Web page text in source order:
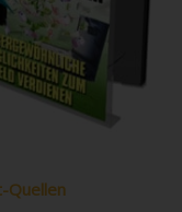
Quellen